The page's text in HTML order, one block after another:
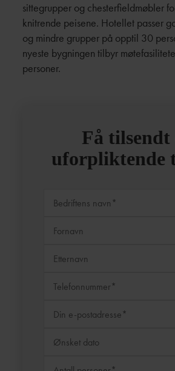
sittegrupper og chesterfieldmøbler
knitrende peisene. Hotellet passer
og mindre grupper på opptil 30
nyeste bygningen tilbyr
personer.
Få tilsendt
uforpliktende